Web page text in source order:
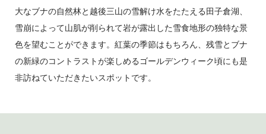
大なブナの自然林と越後三山の雪解け水をたたえる田子倉湖、
雪崩によって山肌が削られて岩が露出した雪食地形の独特な景
色を望むことができます。紅葉の季節はもちろん、残雪とブナ
の新緑のコントラストが楽しめるゴールデンウィーク頃にも是
非訪ねていただきたいスポットです。